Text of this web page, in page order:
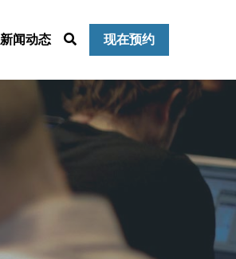
新闻动态 现在预约